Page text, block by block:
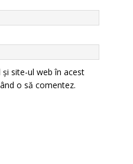
site-ul web în acest
o să comentez.